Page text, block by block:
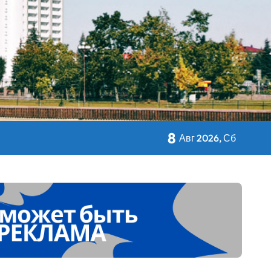
питании
Независимости
8 Авг 2026, Сб